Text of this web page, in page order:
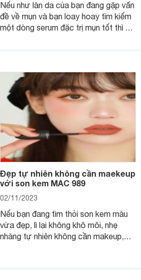
Nếu như làn da của bạn đang gặp vấn
đề về mụn và bạn loay hoay tìm kiếm
một dòng serum đặc trị mụn tốt thì bài
Đẹp tự nhiên không cần maekeup
với son kem MAC 989
02/11/2023
Nếu bạn đang tìm thỏi son kem màu
vừa đẹp, lì lại không khô môi, nhẹ
nhàng tự nhiên không cần makeup,